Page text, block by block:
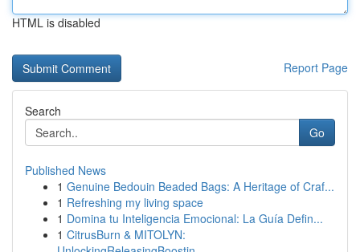
HTML is disabled
Report Page
Search
Go
Published News
1 Genuine Bedouin Beaded Bags: A Heritage of Craf...
1 Refreshing my living space
1 Domina tu Inteligencia Emocional: La Guía Defin...
1 CitrusBurn & MITOLYN: